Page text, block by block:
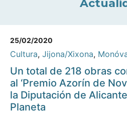
25/02/2020
Cultura, Jijona/Xixona,
Un total de 218 obras
al ‘Premio Azorín de
la Diputación de
Planeta